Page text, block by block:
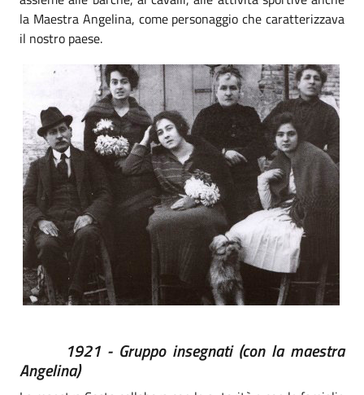
la Maestra Angelina, come personaggio che caratterizzava
il nostro paese.
1921 - Gruppo insegnati (con la maestra
Angelina)